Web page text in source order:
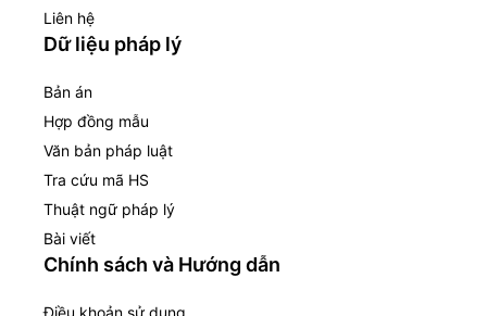
Liên hệ
Dữ liệu pháp lý
Bản án
Hợp đồng mẫu
Văn bản pháp luật
Tra cứu mã HS
Thuật ngữ pháp lý
Bài viết
Chính sách và Hướng dẫn
Điều khoản sử dụng